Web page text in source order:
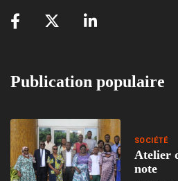
Publication populaire
SOCIÉTÉ
Atelier
note